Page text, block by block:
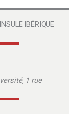
IBÉRIQUE
1 rue